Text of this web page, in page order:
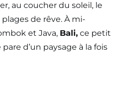
au coucher du soleil, le
de rêve. À mi-
et Java, Bali, ce petit
d’un paysage à la fois